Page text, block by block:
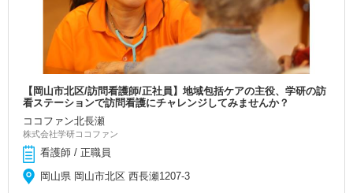
【岡山市北区/訪問看護師/正社員】地域包括ケアの主役、学研の訪
看ステーションで訪問看護にチャレンジしてみませんか？
ココファン北長瀬
株式会社学研ココファン
看護師 / 正職員
岡山県 岡山市北区 西長瀬1207-3